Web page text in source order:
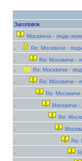
Заголовок
Москвичи - люди
Re: Москвичи -
Re: Москвичи -
Re: Москвичи -
Re: Москвичи -
Re: Москвичи
Москвичи -
Re:
Re: